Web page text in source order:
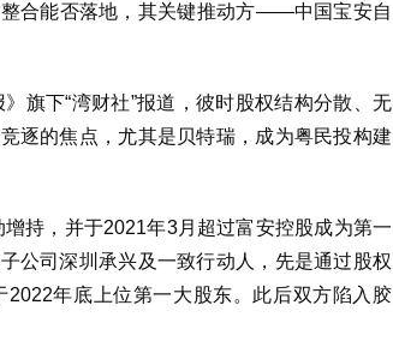
合能否落地，其关键推动方——中国宝安自
旗下“湾财社”报道，彼时股权结构分散、无
逐的焦点，尤其是贝特瑞，成为粤民投构建
持，并于2021年3月超过富安控股成为第一
公司深圳承兴及一致行动人，先是通过股权
年底上位第一大股东。此后双方陷入胶